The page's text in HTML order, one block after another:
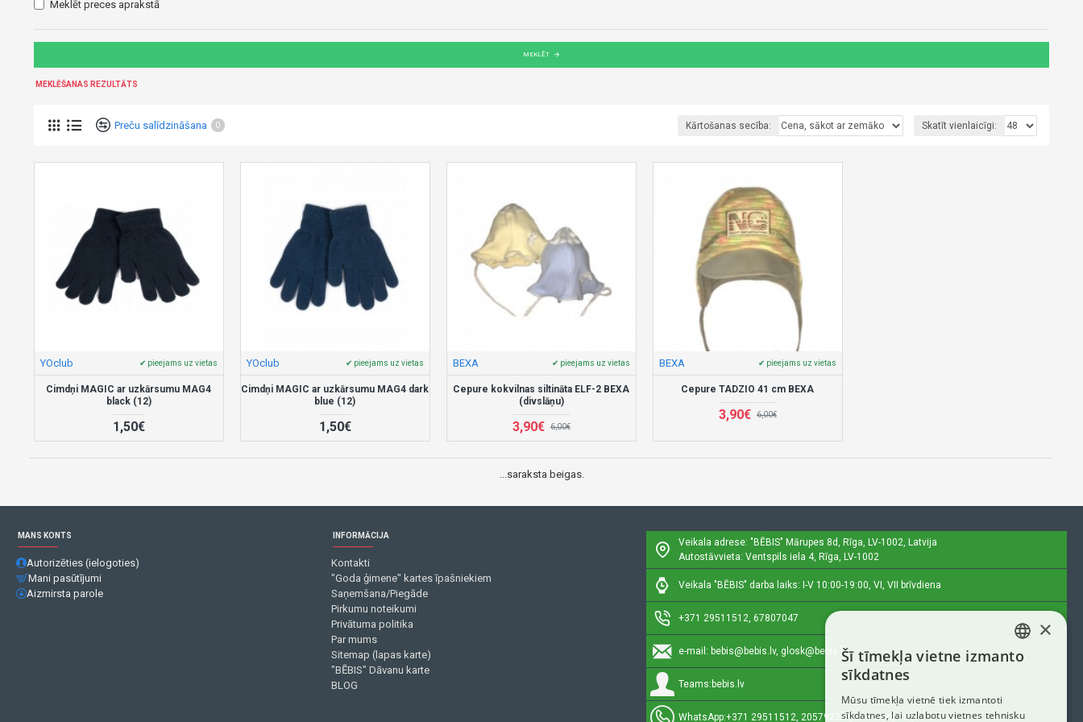
Meklēt preces aprakstā
MEKLĒT
MEKLĒŠANAS REZULTĀTS
Preču salīdzināšana 0 Kārtošanas secība: Skatīt vienlaicīgi:
YOclub ✔ pieejams uz vietas
Cimdņi MAGIC ar uzkārsumu MAG4
black (12)
1,50€
YOclub ✔ pieejams uz vietas
Cimdņi MAGIC ar uzkārsumu MAG4 dark
blue (12)
1,50€
BEXA ✔ pieejams uz vietas
Cepure kokvilnas siltināta ELF-2 BEXA
(divslāņu)
3,90€ 6,00€
BEXA ✔ pieejams uz vietas
Cepure TADZIO 41 cm BEXA
3,90€ 6,00€
...saraksta beigas.
MANS KONTS
Autorizēties (ielogoties)
Mani pasūtījumi
Aizmirsta parole
INFORMĀCIJA
Kontakti
"Goda ģimene" kartes īpašniekiem
Saņemšana/Piegāde
Pirkumu noteikumi
Privātuma politika
Par mums
Sitemap (lapas karte)
"BĒBIS" Dāvanu karte
BLOG
Veikala adrese: "BĒBIS" Mārupes 8d, Rīga, LV-1002, Latvija
Autostāvvieta: Ventspils iela 4, Rīga, LV-1002
Veikala "BĒBIS" darba laiks: I-V 10:00-19:00, VI, VII brīvdiena
+371 29511512, 67807047
e-mail: bebis@bebis.lv, glosk@bebis.lv
Teams: bebis.lv
WhatsApp:+371 29511512, 20579272 (tikai ziņojumi)
LATVIAN
ENGLISH
×
Šī tīmekļa vietne izmanto
sīkdatnes
Mūsu tīmekļa vietnē tiek izmantoti
sīkdatnes, lai uzlabotu vietnes tehnisku